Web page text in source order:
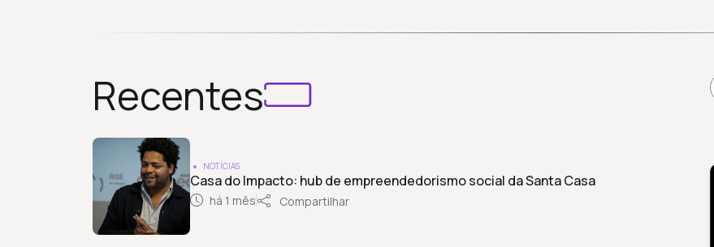
Recentes
NOTÍCIAS
Casa do Impacto: hub de empreendedorismo social da Santa Casa
há 1 mês Compartilhar